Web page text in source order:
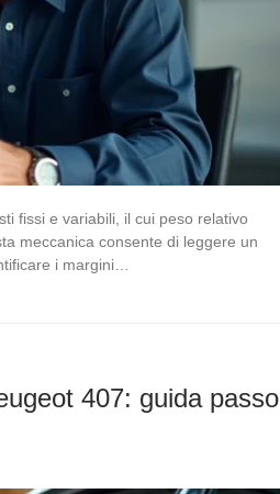
fissi e variabili, il cui peso relativo
meccanica consente di leggere un
i margini…
407: guida passo